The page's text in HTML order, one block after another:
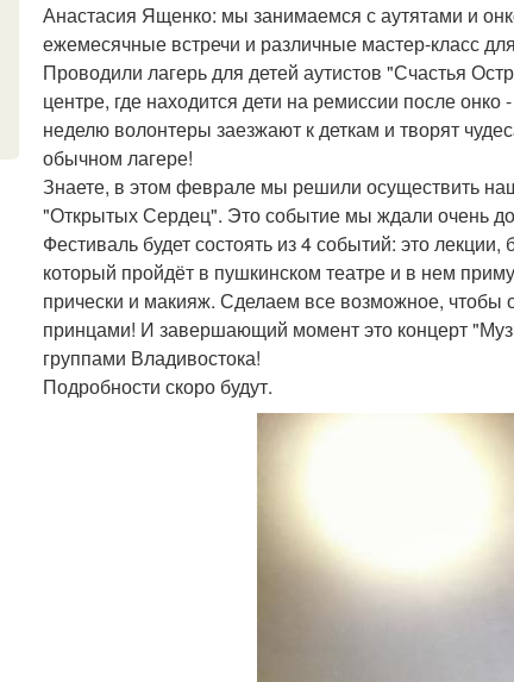
Анастасия Ященко: мы занимаемся с аутятами и
ежемесячные встречи и различные мастер-класс
Проводили лагерь для детей аутистов "Счастья
центре, где находится дети на ремиссии после
неделю волонтеры заезжают к деткам и творят
обычном лагере!
Знаете, в этом феврале мы решили осуществить
"Открытых Сердец". Это событие мы ждали очень
Фестиваль будет состоять из 4 событий: это
который пройдёт в пушкинском театре и в нем
прически и макияж. Сделаем все возможное, чтобы
принцами! И завершающий момент это концерт
группами Владивостока!
Подробности скоро будут.